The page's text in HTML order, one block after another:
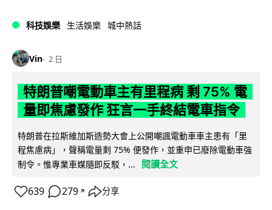
科技娛樂 生活娛樂 城中熱話
Vin 2 日
特朗普嘲電動車主有里程病 剩 75% 電
量即焦慮發作 狂言一手終結電車指令
特朗普在拉斯維加斯造勢大會上公開嘲諷電動車車主患有「里
程焦慮病」，聲稱電量剩 75% 便發作，並重申已廢除電動車強
制令。惟專業車媒隨即反駁，...
閱讀全文
639 279 ↗ 分享